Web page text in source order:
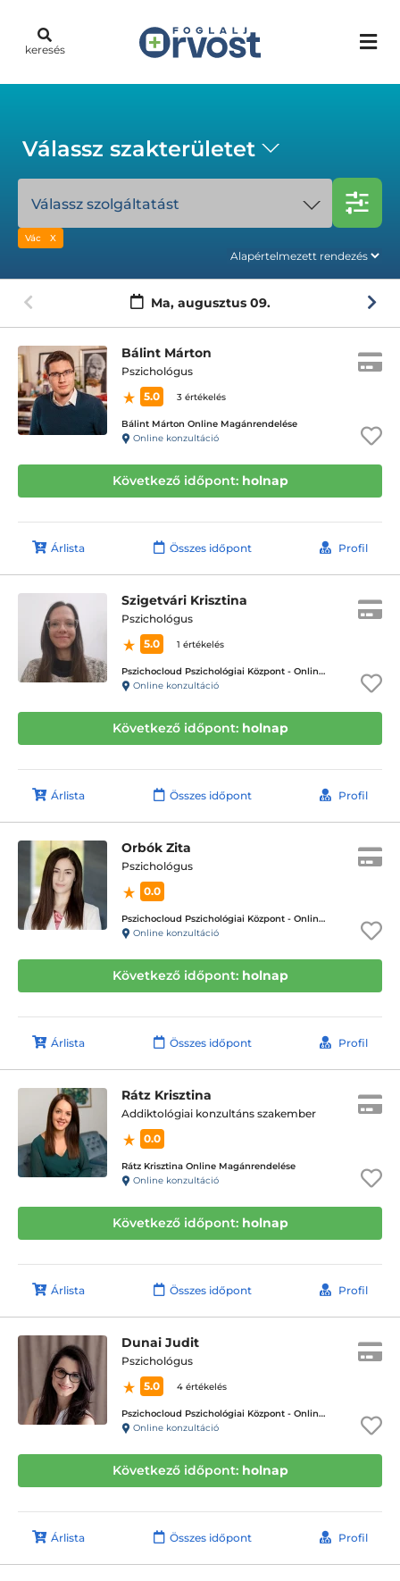
keresés
Válassz szakterületet
Válassz szolgáltatást
Vác
Ma, augusztus 09.
Bálint Márton
Pszichológus
5.0
3 értékelés
Bálint Márton Online Magánrendelése
Online konzultáció
Következő időpont: holnap
Árlista Összes időpont Profil
Szigetvári Krisztina
Pszichológus
5.0
1 értékelés
Pszichocloud Pszichológiai Központ - Online ügyfélfogadás
Online konzultáció
Következő időpont: holnap
Árlista Összes időpont Profil
Orbók Zita
Pszichológus
0.0
Pszichocloud Pszichológiai Központ - Online ügyfélfogadás
Online konzultáció
Következő időpont: holnap
Árlista Összes időpont Profil
Rátz Krisztina
Addiktológiai konzultáns szakember
0.0
Rátz Krisztina Online Magánrendelése
Online konzultáció
Következő időpont: holnap
Árlista Összes időpont Profil
Dunai Judit
Pszichológus
5.0
4 értékelés
Pszichocloud Pszichológiai Központ - Online ügyfélfogadás
Online konzultáció
Következő időpont: holnap
Árlista Összes időpont Profil